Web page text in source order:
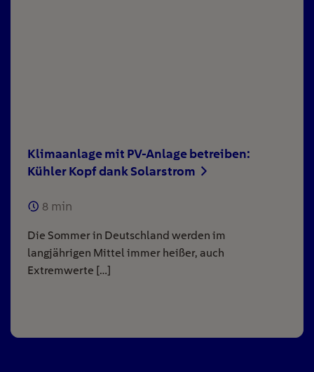
Klimaanlage mit PV-Anlage betreiben:
Kühler Kopf dank Solarstrom
8 min
Die Sommer in Deutschland werden im
langjährigen Mittel immer heißer, auch
Extremwerte […]